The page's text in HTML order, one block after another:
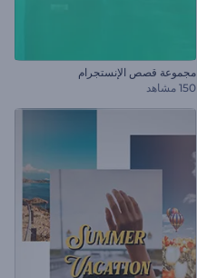
مجموعة قصص الإنستجرام
150 مشاهد